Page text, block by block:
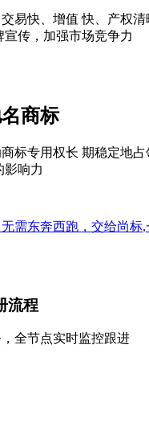
易快、增值 快、产权
传，加强市场竞争力
商标
标专用权长 期稳定地占
影响力
需东奔西跑，交给尚标,
流程
全节点实时监控跟进